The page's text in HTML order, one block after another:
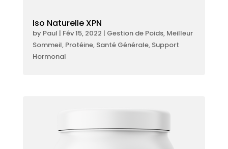
Iso Naturelle XPN
by Paul | Fév 15, 2022 | Gestion de Poids, Meilleur
Sommeil, Protéine, Santé Générale, Support
Hormonal